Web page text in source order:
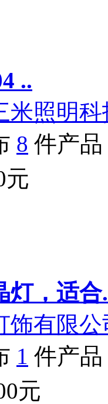
..
米照明科
8 件产品
元
灯，适合
饰有限公
1 件产品
元